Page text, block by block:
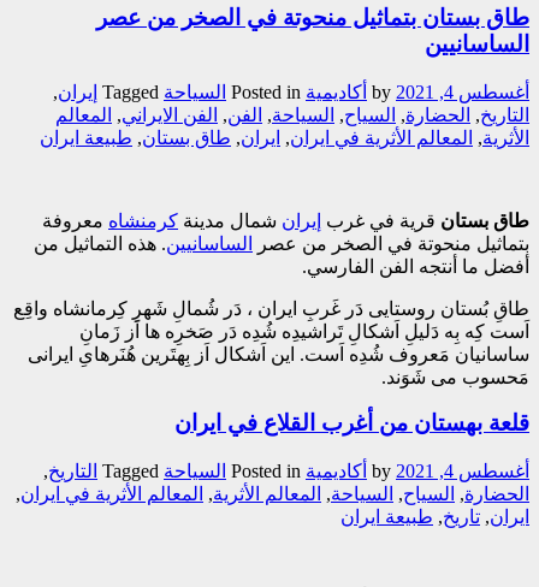
طاق بستان بتماثيل منحوتة في الصخر من عصر
الساسانيين
أغسطس 4, 2021 أکادیمیة Posted in السیاحة Tagged إيران,
التاريخ, الحضارة, السياح, السياحة, الفن, الفن الايراني, المعالم
الأثرية, المعالم الأثرية في ايران, ايران, طاق بستان, طبيعة ايران
طاق بستان قرية في غرب إيران شمال مدينة كرمنشاه معروفة
بتماثيل منحوتة في الصخر من عصر
الساسانيين. هذه التماثيل من
أفضل ما أنتجه الفن الفارسي.
طاقِ بُستان روستایی دَر غَربِ ایران ، دَر شُمالِ شَهرِ کِرمانشاه واقِع
اَست کِه بِه دَلیلِ اَشکالِ تَراشیدِه شُدِه دَر صَخرِه ها اَز زَمانِ
ساسانیان مَعروف شُدِه اَست. این اَشکال اَز بِهتَرین هُنَرهایِ ایرانی
مَحسوب می شَوَند.
قلعة بهستان من أغرب القلاع في ايران
أغسطس 4, 2021 أکادیمیة Posted in السیاحة Tagged التاريخ,
الحضارة, السياح, السياحة, المعالم الأثرية, المعالم الأثرية في ايران,
ايران, تاريخ, طبيعة ايران